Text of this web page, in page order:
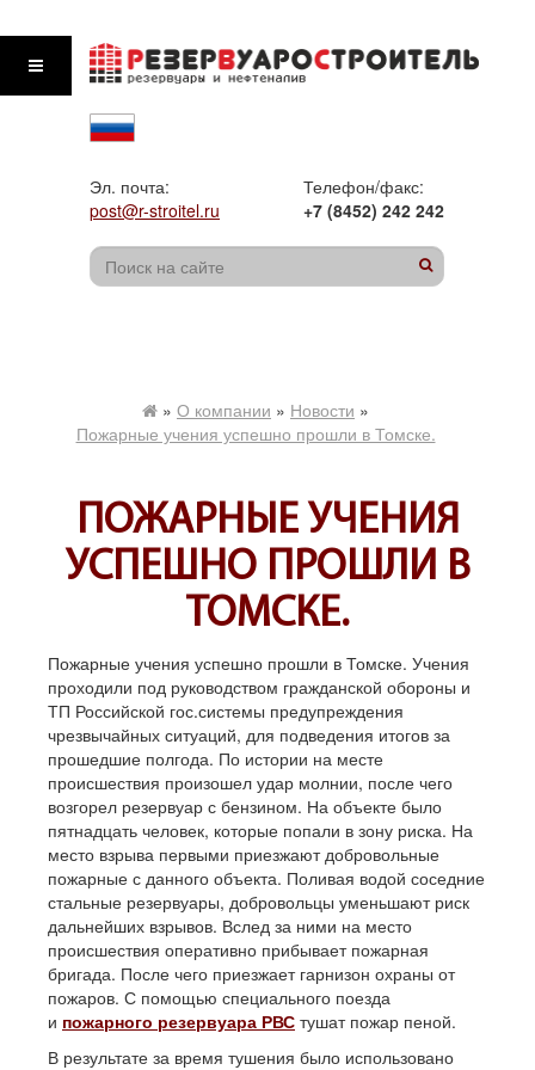
Эл. почта:
post@r-stroitel.ru
Телефон/факс:
+7 (8452) 242 242
» О компании » Новости »
Пожарные учения успешно прошли в Томске.
ПОЖАРНЫЕ УЧЕНИЯ
УСПЕШНО ПРОШЛИ В
ТОМСКЕ.
Пожарные учения успешно прошли в Томске. Учения
проходили под руководством гражданской обороны и
ТП Российской гос.системы предупреждения
чрезвычайных ситуаций, для подведения итогов за
прошедшие полгода. По истории на месте
происшествия произошел удар молнии, после чего
возгорел резервуар с бензином. На объекте было
пятнадцать человек, которые попали в зону риска. На
место взрыва первыми приезжают добровольные
пожарные с данного объекта. Поливая водой соседние
стальные резервуары, добровольцы уменьшают риск
дальнейших взрывов. Вслед за ними на место
происшествия оперативно прибывает пожарная
бригада. После чего приезжает гарнизон охраны от
пожаров. С помощью специального поезда
и пожарного резервуара РВС тушат пожар пеной.
В результате за время тушения было использовано